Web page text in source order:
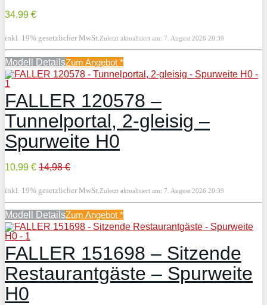
34,99 €
inkl. 19% gesetzlicher MwSt. Zuletzt aktualisiert am: 7. August 2026 20:39
Modell DetailsZum Angebot *
FALLER 120578 –
Tunnelportal, 2-gleisig –
Spurweite H0
10,99 € 14,98 €
inkl. 19% gesetzlicher MwSt. Zuletzt aktualisiert am: 7. August 2026 20:39
Modell DetailsZum Angebot *
FALLER 151698 – Sitzende
Restaurantgäste – Spurweite
H0